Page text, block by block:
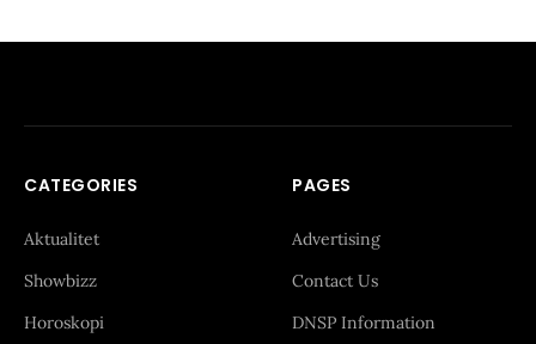
CATEGORIES
Aktualitet
Showbizz
Horoskopi
PAGES
Advertising
Contact Us
DNSP Information